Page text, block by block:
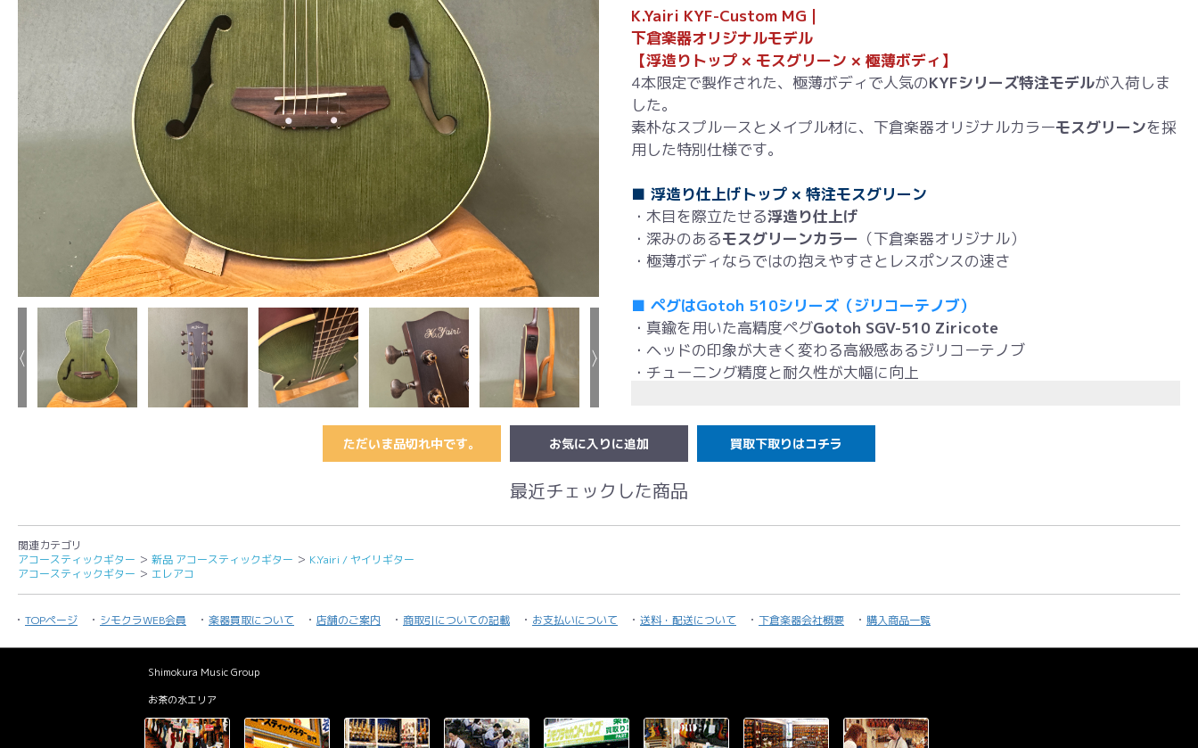
K.Yairi KYF-Custom MG｜
下倉楽器オリジナルモデル
【浮造りトップ × モスグリーン × 極薄ボディ】
4本限定で製作された、極薄ボディで人気のKYFシリーズ特注モデルが入荷しま
した。
素朴なスプルースとメイプル材に、下倉楽器オリジナルカラーモスグリーンを採
用した特別仕様です。
■ 浮造り仕上げトップ × 特注モスグリーン
・木目を際立たせる浮造り仕上げ
・深みのあるモスグリーンカラー （下倉楽器オリジナル）
・極薄ボディならではの抱えやすさとレスポンスの速さ
■ ペグはGotoh 510シリーズ（ジリコーテノブ）
・真鍮を用いた高精度ペグGotoh SGV-510 Ziricote
・ヘッドの印象が大きく変わる高級感あるジリコーテノブ
・チューニング精度と耐久性が大幅に向上
・フィッシュマン製プリアンプシステム搭載
・ライブ・録音・弾き語りに最適
・極薄ボディでもしっかりとしたラインサウンド
■ 国産ハンドメイド × 永久保証
す。
・ネック：マホガニー
ただいま品切れ中です。 買取下取りはコチラ
最近チェックした商品
関連カテゴリ
アコースティックギター ＞ 新品 アコースティックギター ＞ K.Yairi / ヤイリギター
アコースティックギター ＞ エレアコ
TOPページ シモクラWEB会員 楽器買取について 店舗のご案内 商取引についての記載 お支払いについて 送料・配送について 下倉楽器会社概要 購入商品一覧
Shimokura Music Group
お茶の水エリア